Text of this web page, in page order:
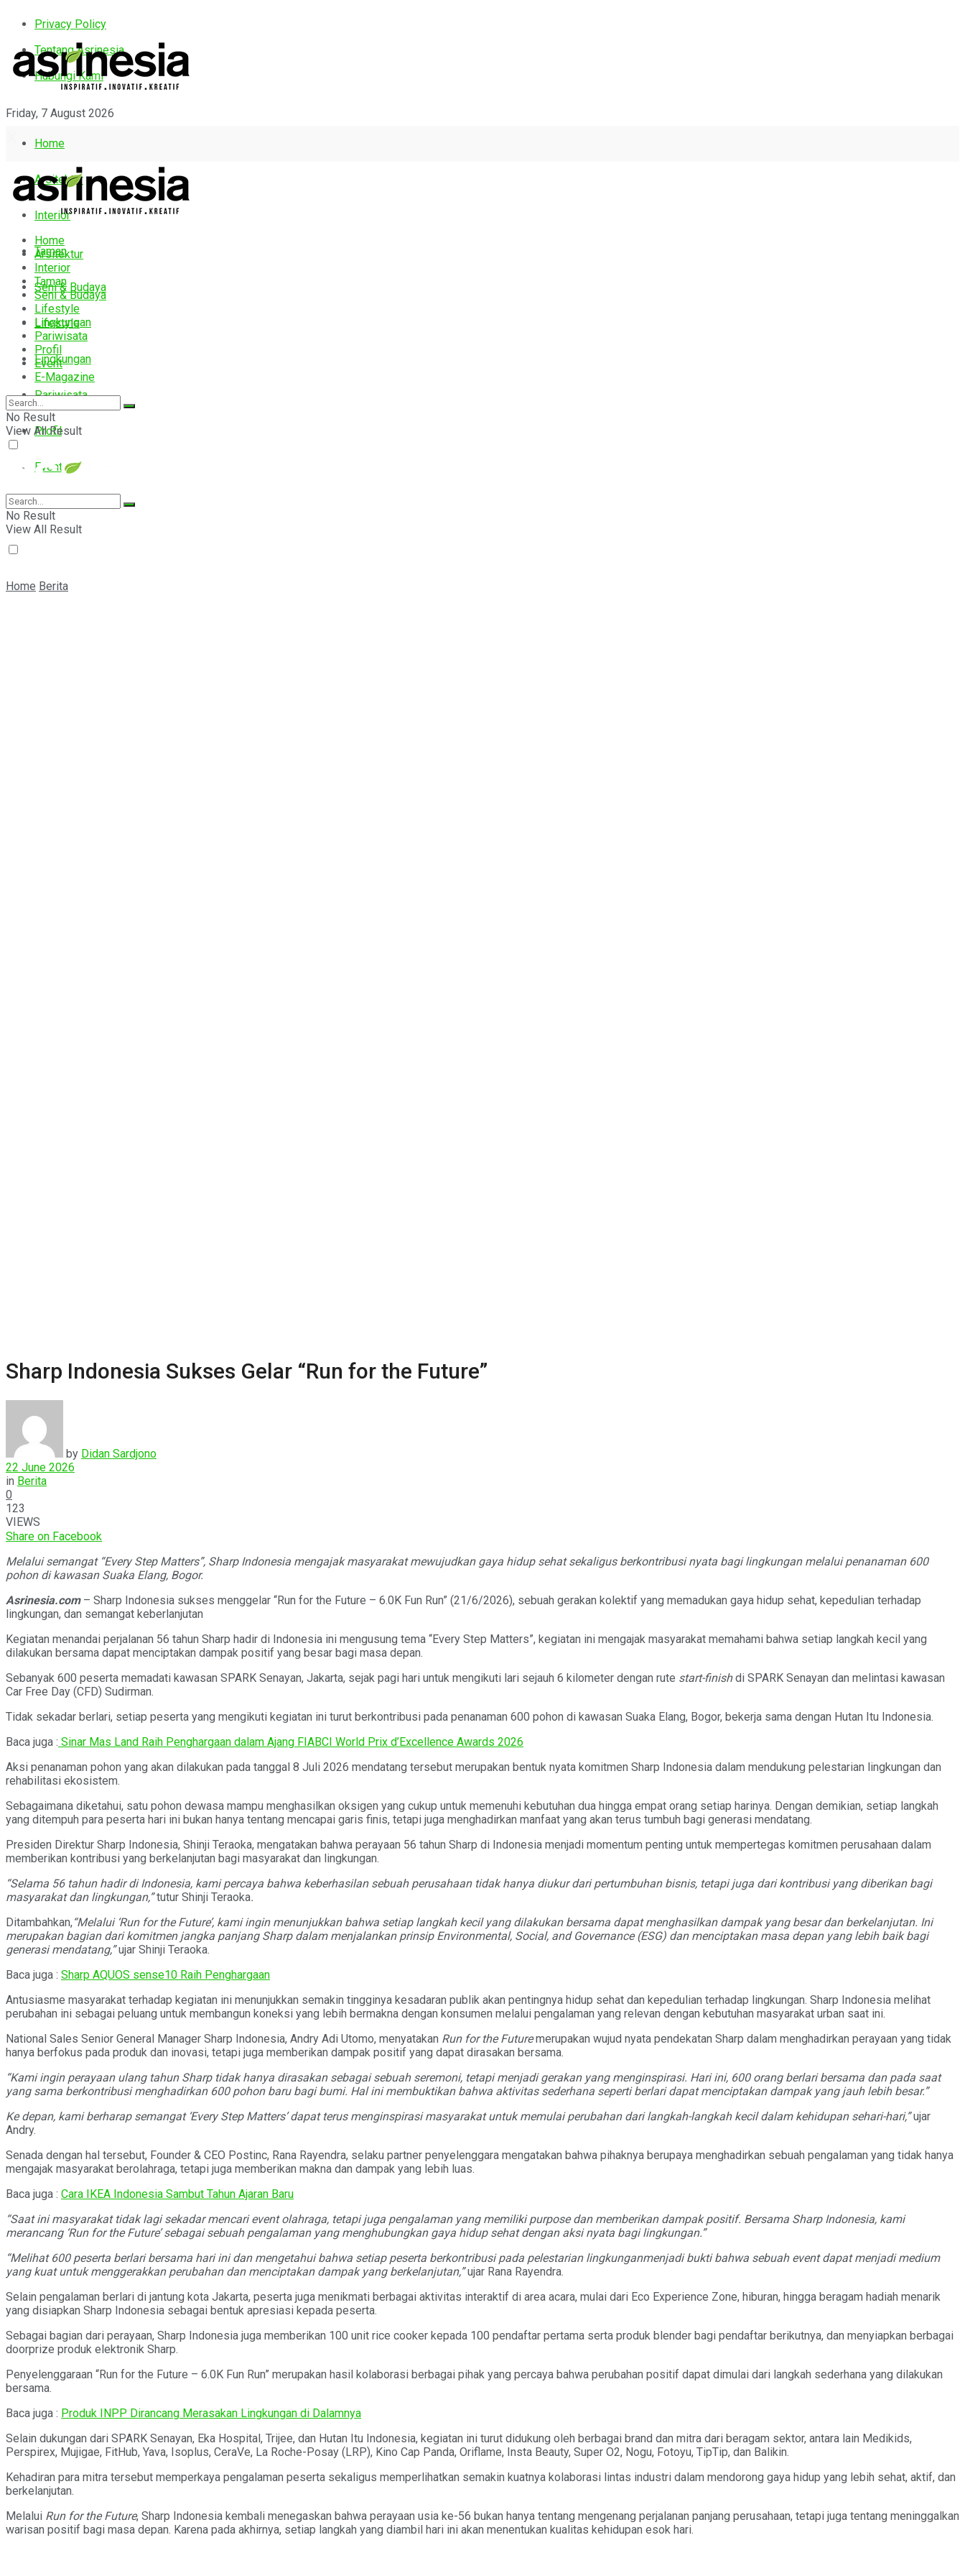
Privacy Policy
Tentang Asrinesia
Hubungi Kami
Friday, 7 August 2026
Home
Arsitektur
Interior
Taman
Seni & Budaya
Lifestyle
Lingkungan
Pariwisata
Profil
Event
E-Magazine
Home
Arsitektur
Interior
Taman
Seni & Budaya
Lifestyle
Lingkungan
Pariwisata
Profil
Event
E-Magazine
No Result
View All Result
No Result
View All Result
Home Berita
Sharp Indonesia Sukses Gelar “Run for the Future”
by Didan Sardjono
22 June 2026
in Berita
0
123
VIEWS
Share on Facebook
Melalui semangat “Every Step Matters”, Sharp Indonesia mengajak masyarakat mewujudkan gaya hidup sehat sekaligus berkontribusi nyata bagi lingkungan melalui penanaman 600
pohon di kawasan Suaka Elang, Bogor.
Asrinesia.com– Sharp Indonesia sukses menggelar “Run for the Future – 6.0K Fun Run” (21/6/2026), sebuah gerakan kolektif yang memadukan gaya hidup sehat, kepedulian terhadap
lingkungan, dan semangat keberlanjutan
Kegiatan menandai perjalanan 56 tahun Sharp hadir di Indonesia ini mengusung tema “Every Step Matters”, kegiatan ini mengajak masyarakat memahami bahwa setiap langkah kecil yang
dilakukan bersama dapat menciptakan dampak positif yang besar bagi masa depan.
Sebanyak 600 peserta memadati kawasan SPARK Senayan, Jakarta, sejak pagi hari untuk mengikuti lari sejauh 6 kilometer dengan rute start-finishdi SPARK Senayan dan melintasi kawasan
Car Free Day (CFD) Sudirman.
Tidak sekadar berlari, setiap peserta yang mengikuti kegiatan ini turut berkontribusi pada penanaman 600 pohon di kawasan Suaka Elang, Bogor, bekerja sama dengan Hutan Itu Indonesia.
Baca juga : Sinar Mas Land Raih Penghargaan dalam Ajang FIABCI World Prix d’Excellence Awards 2026
Aksi penanaman pohon yang akan dilakukan pada tanggal 8 Juli 2026 mendatang tersebut merupakan bentuk nyata komitmen Sharp Indonesia dalam mendukung pelestarian lingkungan dan
rehabilitasi ekosistem.
Sebagaimana diketahui, satu pohon dewasa mampu menghasilkan oksigen yang cukup untuk memenuhi kebutuhan dua hingga empat orang setiap harinya. Dengan demikian, setiap langkah
yang ditempuh para peserta hari ini bukan hanya tentang mencapai garis finis, tetapi juga menghadirkan manfaat yang akan terus tumbuh bagi generasi mendatang.
Presiden Direktur Sharp Indonesia, Shinji Teraoka, mengatakan bahwa perayaan 56 tahun Sharp di Indonesia menjadi momentum penting untuk mempertegas komitmen perusahaan dalam
memberikan kontribusi yang berkelanjutan bagi masyarakat dan lingkungan.
“Selama 56 tahun hadir di Indonesia, kami percaya bahwa keberhasilan sebuah perusahaan tidak hanya diukur dari pertumbuhan bisnis, tetapi juga dari kontribusi yang diberikan bagi
masyarakat dan lingkungan,”tutur Shinji Teraoka.
Ditambahkan,“Melalui ‘Run for the Future’, kami ingin menunjukkan bahwa setiap langkah kecil yang dilakukan bersama dapat menghasilkan dampak yang besar dan berkelanjutan. Ini
merupakan bagian dari komitmen jangka panjang Sharp dalam menjalankan prinsip Environmental, Social, and Governance (ESG) dan menciptakan masa depan yang lebih baik bagi
generasi mendatang,”ujar Shinji Teraoka.
Baca juga : Sharp AQUOS sense10 Raih Penghargaan
Antusiasme masyarakat terhadap kegiatan ini menunjukkan semakin tingginya kesadaran publik akan pentingnya hidup sehat dan kepedulian terhadap lingkungan. Sharp Indonesia melihat
perubahan ini sebagai peluang untuk membangun koneksi yang lebih bermakna dengan konsumen melalui pengalaman yang relevan dengan kebutuhan masyarakat urban saat ini.
National Sales Senior General Manager Sharp Indonesia, Andry Adi Utomo, menyatakan Run for the Futuremerupakan wujud nyata pendekatan Sharp dalam menghadirkan perayaan yang tidak
hanya berfokus pada produk dan inovasi, tetapi juga memberikan dampak positif yang dapat dirasakan bersama.
“Kami ingin perayaan ulang tahun Sharp tidak hanya dirasakan sebagai sebuah seremoni, tetapi menjadi gerakan yang menginspirasi. Hari ini, 600 orang berlari bersama dan pada saat
yang sama berkontribusi menghadirkan 600 pohon baru bagi bumi. Hal ini membuktikan bahwa aktivitas sederhana seperti berlari dapat menciptakan dampak yang jauh lebih besar.”
Ke depan, kami berharap semangat ‘Every Step Matters’ dapat terus menginspirasi masyarakat untuk memulai perubahan dari langkah-langkah kecil dalam kehidupan sehari-hari,”ujar
Andry.
Senada dengan hal tersebut, Founder & CEO Postinc, Rana Rayendra, selaku partner penyelenggara mengatakan bahwa pihaknya berupaya menghadirkan sebuah pengalaman yang tidak hanya
mengajak masyarakat berolahraga, tetapi juga memberikan makna dan dampak yang lebih luas.
Baca juga : Cara IKEA Indonesia Sambut Tahun Ajaran Baru
“Saat ini masyarakat tidak lagi sekadar mencari event olahraga, tetapi juga pengalaman yang memiliki purpose dan memberikan dampak positif. Bersama Sharp Indonesia, kami
merancang ‘Run for the Future’ sebagai sebuah pengalaman yang menghubungkan gaya hidup sehat dengan aksi nyata bagi lingkungan.”
“Melihat 600 peserta berlari bersama hari ini dan mengetahui bahwa setiap peserta berkontribusi pada pelestarian lingkunganmenjadi bukti bahwa sebuah event dapat menjadi medium
yang kuat untuk menggerakkan perubahan dan menciptakan dampak yang berkelanjutan,”ujar Rana Rayendra.
Selain pengalaman berlari di jantung kota Jakarta, peserta juga menikmati berbagai aktivitas interaktif di area acara, mulai dari Eco Experience Zone, hiburan, hingga beragam hadiah menarik
yang disiapkan Sharp Indonesia sebagai bentuk apresiasi kepada peserta.
Sebagai bagian dari perayaan, Sharp Indonesia juga memberikan 100 unit rice cooker kepada 100 pendaftar pertama serta produk blender bagi pendaftar berikutnya, dan menyiapkan berbagai
doorprize produk elektronik Sharp.
Penyelenggaraan “Run for the Future – 6.0K Fun Run” merupakan hasil kolaborasi berbagai pihak yang percaya bahwa perubahan positif dapat dimulai dari langkah sederhana yang dilakukan
bersama.
Baca juga : Produk INPP Dirancang Merasakan Lingkungan di Dalamnya
Selain dukungan dari SPARK Senayan, Eka Hospital, Trijee, dan Hutan Itu Indonesia, kegiatan ini turut didukung oleh berbagai brand dan mitra dari beragam sektor, antara lain Medikids,
Perspirex, Mujigae, FitHub, Yava, Isoplus, CeraVe, La Roche-Posay (LRP), Kino Cap Panda, Oriflame, Insta Beauty, Super O2, Nogu, Fotoyu, TipTip, dan Balikin.
Kehadiran para mitra tersebut memperkaya pengalaman peserta sekaligus memperlihatkan semakin kuatnya kolaborasi lintas industri dalam mendorong gaya hidup yang lebih sehat, aktif, dan
berkelanjutan.
Melalui Run for the Future, Sharp Indonesia kembali menegaskan bahwa perayaan usia ke-56 bukan hanya tentang mengenang perjalanan panjang perusahaan, tetapi juga tentang meninggalkan
warisan positif bagi masa depan. Karena pada akhirnya, setiap langkah yang diambil hari ini akan menentukan kualitas kehidupan esok hari.